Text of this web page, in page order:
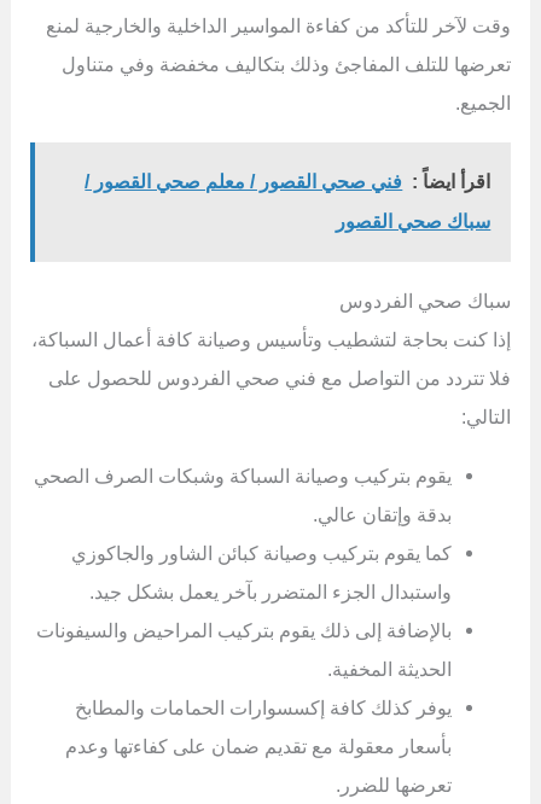
وقت لآخر للتأكد من كفاءة المواسير الداخلية والخارجية لمنع
تعرضها للتلف المفاجئ وذلك بتكاليف مخفضة وفي متناول
الجميع.
اقرأ ايضاً : فني صحي القصور / معلم صحي القصور /
سباك صحي القصور
سباك صحي الفردوس
إذا كنت بحاجة لتشطيب وتأسيس وصيانة كافة أعمال السباكة،
فلا تتردد من التواصل مع فني صحي الفردوس للحصول على
التالي:
يقوم بتركيب وصيانة السباكة وشبكات الصرف الصحي
بدقة وإتقان عالي.
كما يقوم بتركيب وصيانة كبائن الشاور والجاكوزي
واستبدال الجزء المتضرر بآخر يعمل بشكل جيد.
بالإضافة إلى ذلك يقوم بتركيب المراحيض والسيفونات
الحديثة المخفية.
يوفر كذلك كافة إكسسوارات الحمامات والمطابخ
بأسعار معقولة مع تقديم ضمان على كفاءتها وعدم
تعرضها للضرر.